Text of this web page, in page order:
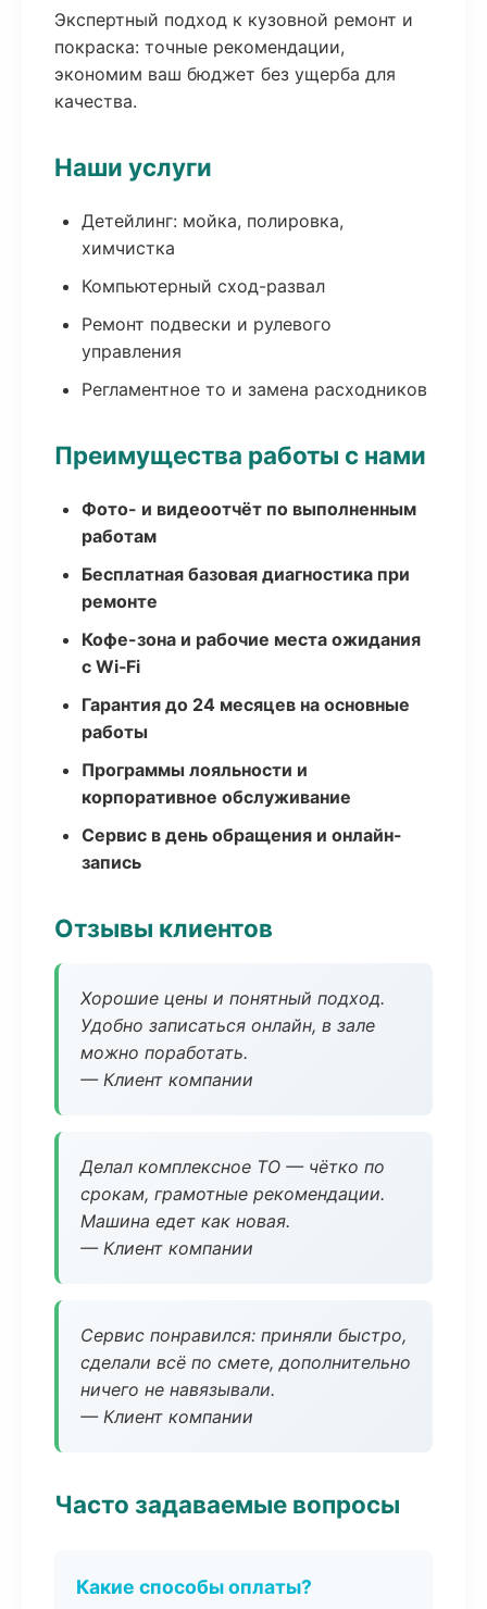
Экспертный подход к кузовной ремонт и
покраска: точные рекомендации,
экономим ваш бюджет без ущерба для
качества.
Наши услуги
Детейлинг: мойка, полировка,
химчистка
Компьютерный сход-развал
Ремонт подвески и рулевого
управления
Регламентное то и замена расходников
Преимущества работы с нами
Фото- и видеоотчёт по выполненным
работам
Бесплатная базовая диагностика при
ремонте
Кофе-зона и рабочие места ожидания
с Wi‑Fi
Гарантия до 24 месяцев на основные
работы
Программы лояльности и
корпоративное обслуживание
Сервис в день обращения и онлайн-
запись
Отзывы клиентов
Хорошие цены и понятный подход.
Удобно записаться онлайн, в зале
можно поработать.
— Клиент компании
Делал комплексное ТО — чётко по
срокам, грамотные рекомендации.
Машина едет как новая.
— Клиент компании
Сервис понравился: приняли быстро,
сделали всё по смете, дополнительно
ничего не навязывали.
— Клиент компании
Часто задаваемые вопросы
Какие способы оплаты?